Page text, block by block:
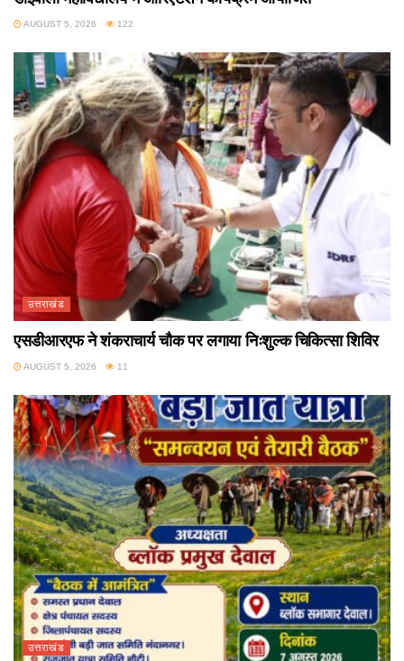
AUGUST 5, 2026 122
उत्तराखंड
एसडीआरएफ ने शंकराचार्य चौक पर लगाया निःशुल्क चिकित्सा शिविर
AUGUST 5, 2026 11
उत्तराखंड